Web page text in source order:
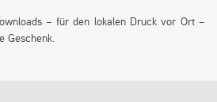
– für den lokalen Druck vor Ort –
Geschenk.